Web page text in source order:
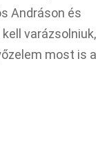
Andráson és
varázsolniuk,
most is a